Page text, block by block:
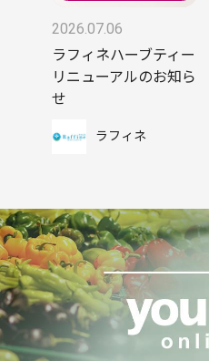
2026.07.06
ラフィネハーブティー
リニューアルのお知ら
せ
ラフィネ